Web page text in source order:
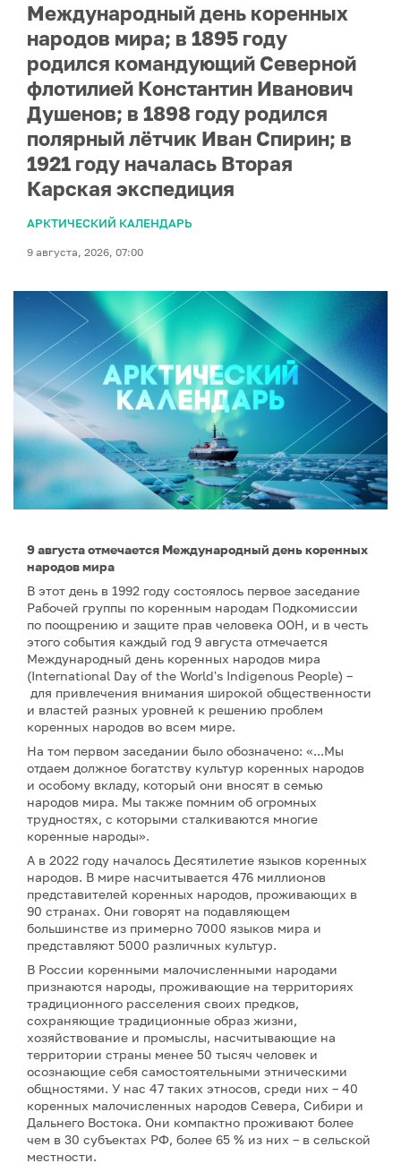
Международный день коренных
народов мира; в 1895 году
родился командующий Северной
флотилией Константин Иванович
Душенов; в 1898 году родился
полярный лётчик Иван Спирин; в
1921 году началась Вторая
Карская экспедиция
АРКТИЧЕСКИЙ КАЛЕНДАРЬ
9 августа, 2026, 07:00
9 августа отмечается Международный день коренных
народов мира
В этот день в 1992 году состоялось первое заседание
Рабочей группы по коренным народам Подкомиссии
по поощрению и защите прав человека ООН, и в честь
этого события каждый год 9 августа отмечается
Международный день коренных народов мира
(International Day of the World's Indigenous People) –
для привлечения внимания широкой общественности
и властей разных уровней к решению проблем
коренных народов во всем мире.
На том первом заседании было обозначено: «...Мы
отдаем должное богатству культур коренных народов
и особому вкладу, который они вносят в семью
народов мира. Мы также помним об огромных
трудностях, с которыми сталкиваются многие
коренные народы».
А в 2022 году началось Десятилетие языков коренных
народов. В мире насчитывается 476 миллионов
представителей коренных народов, проживающих в
90 странах. Они говорят на подавляющем
большинстве из примерно 7000 языков мира и
представляют 5000 различных культур.
В России коренными малочисленными народами
признаются народы, проживающие на территориях
традиционного расселения своих предков,
сохраняющие традиционные образ жизни,
хозяйствование и промыслы, насчитывающие на
территории страны менее 50 тысяч человек и
осознающие себя самостоятельными этническими
общностями. У нас 47 таких этносов, среди них – 40
коренных малочисленных народов Севера, Сибири и
Дальнего Востока. Они компактно проживают более
чем в 30 субъектах РФ, более 65 % из них – в сельской
местности.